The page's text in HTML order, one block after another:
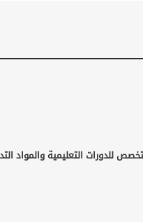
للدورات التعليمية